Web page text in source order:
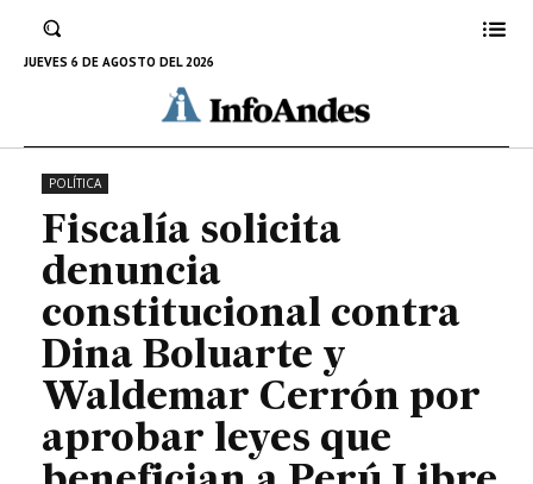
JUEVES 6 DE AGOSTO DEL 2026
aprobar leyes que benefician a
Perú Libre
8 DE JULIO DE 2024
POLÍTICA
Fiscalía solicita
denuncia
constitucional contra
Dina Boluarte y
Waldemar Cerrón por
aprobar leyes que